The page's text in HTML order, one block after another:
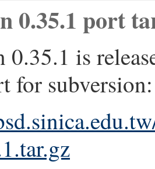
0.35.1 port
0.35.1 is
for subversion: